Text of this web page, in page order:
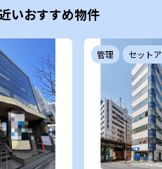
いおすすめ物件
管理 セット